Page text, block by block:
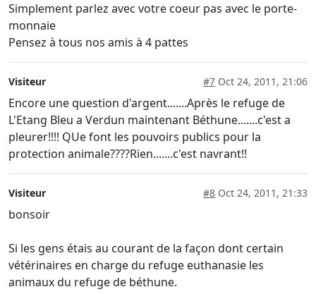
Simplement parlez avec votre coeur pas avec le porte-
monnaie
Pensez à tous nos amis à 4 pattes
Visiteur #7 Oct 24, 2011, 21:06
Encore une question d'argent.......Après le refuge de
L'Etang Bleu a Verdun maintenant Béthune.......c'est a
pleurer!!!! QUe font les pouvoirs publics pour la
protection animale????Rien.......c'est navrant!!
Visiteur #8 Oct 24, 2011, 21:33
bonsoir
Si les gens étais au courant de la façon dont certain
vétérinaires en charge du refuge euthanasie les
animaux du refuge de béthune.